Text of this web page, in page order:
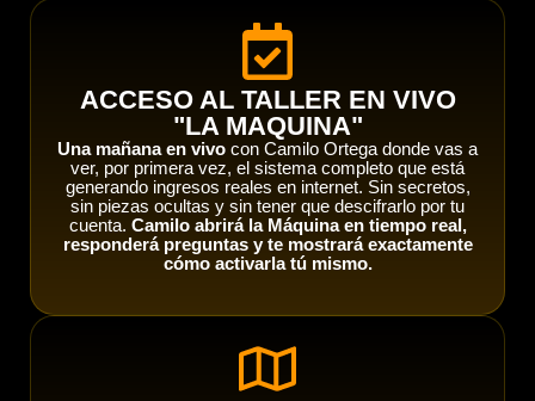
ACCESO AL TALLER EN VIVO
"LA MAQUINA"
Una mañana en vivo con Camilo Ortega donde vas a
ver, por primera vez, el sistema completo que está
generando ingresos reales en internet. Sin secretos,
sin piezas ocultas y sin tener que descifrarlo por tu
cuenta. Camilo abrirá la Máquina en tiempo real,
responderá preguntas y te mostrará exactamente
cómo activarla tú mismo.